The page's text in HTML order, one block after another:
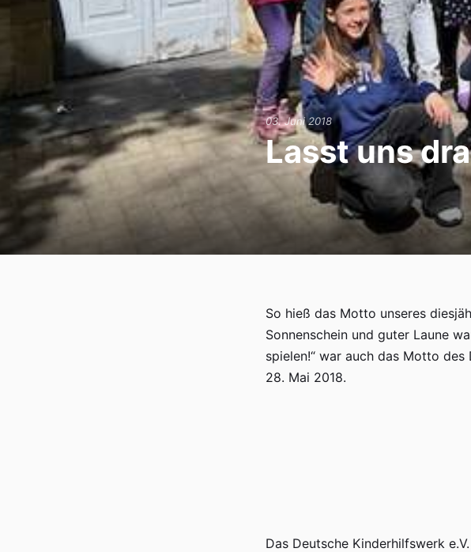
03. Juni 2018
Lasst uns
So hieß das Motto unseres
Sonnenschein und guter Laune
spielen!“ war auch das Motto
28. Mai 2018.
Das Deutsche Kinderhilfswerk
Übergang von Klasse 4 nach Klasse 5
Förderverein
Termine
iServ